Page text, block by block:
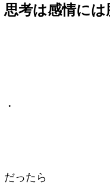
思考は感情に
・
だったら